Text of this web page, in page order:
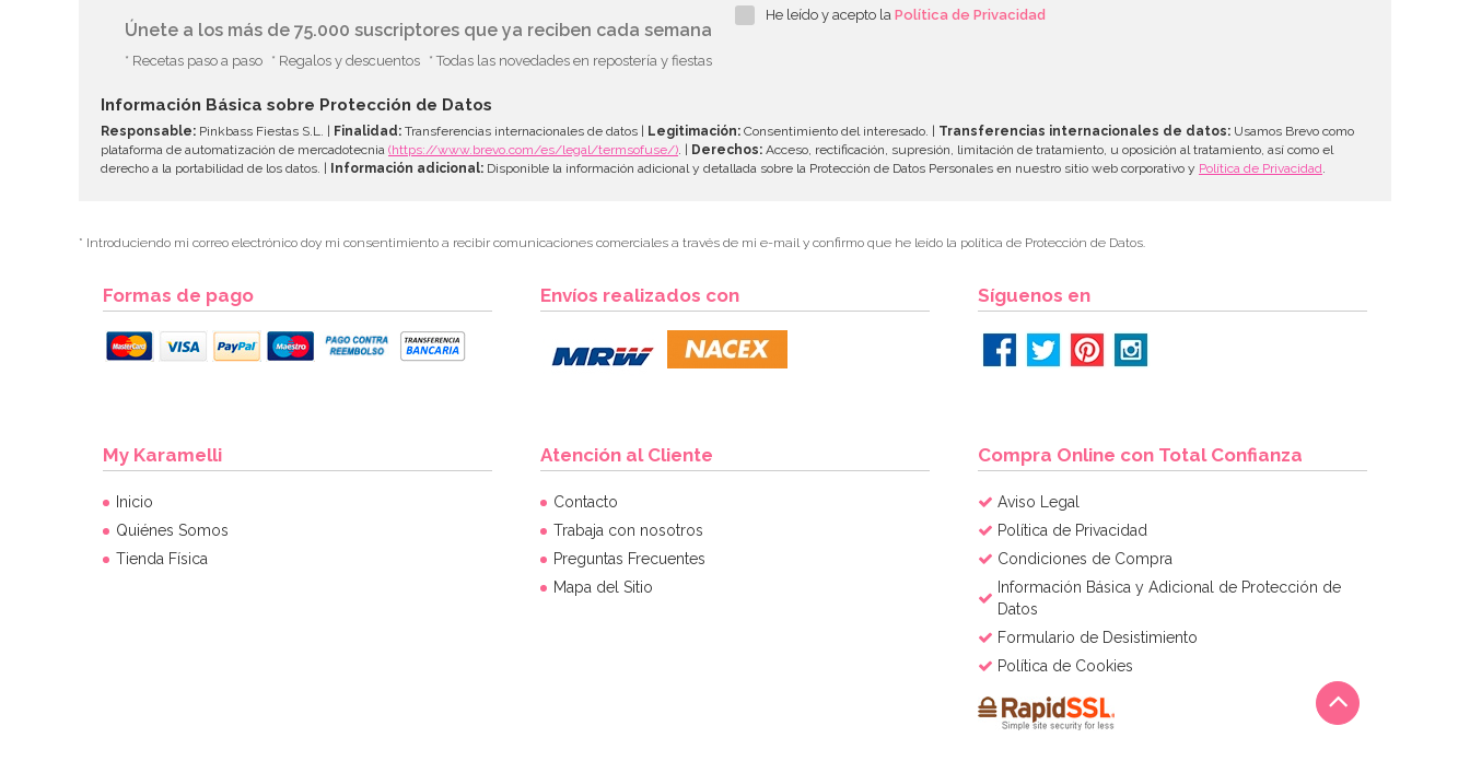
Únete a los más de 75.000 suscriptores que ya reciben cada semana
* Recetas paso a paso * Regalos y descuentos * Todas las novedades en repostería y fiestas
He leído y acepto la Política de Privacidad
Información Básica sobre Protección de Datos
Responsable: Pinkbass Fiestas S.L. | Finalidad: Transferencias internacionales de datos | Legitimación: Consentimiento del interesado. | Transferencias internacionales de datos: Usamos Brevo como
plataforma de automatización de mercadotecnia (https://www.brevo.com/es/legal/termsofuse/) . | Derechos: Acceso, rectificación, supresión, limitación de tratamiento, u oposición al tratamiento, así como el
derecho a la portabilidad de los datos. | Información adicional: Disponible la información adicional y detallada sobre la Protección de Datos Personales en nuestro sitio web corporativo y Política de Privacidad
* Introduciendo mi correo electrónico doy mi consentimiento a recibir comunicaciones comerciales a través de mi e-mail y confirmo que he leído la política de Protección de Datos.
Formas de pago Envíos realizados con Síguenos en
My Karamelli
Inicio
Quiénes Somos
Tienda Física
Atención al Cliente
Contacto
Trabaja con nosotros
Preguntas Frecuentes
Mapa del Sitio
Compra Online con Total Confianza
Aviso Legal
Política de Privacidad
Condiciones de Compra
Información Básica y Adicional de Protección de
Datos
Formulario de Desistimiento
Política de Cookies